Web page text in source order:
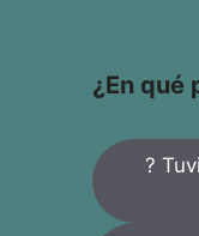
¿En qué
?